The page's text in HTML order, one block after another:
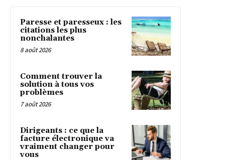
Paresse et paresseux : les
citations les plus
nonchalantes
8 août 2026
Comment trouver la
solution à tous vos
problèmes
7 août 2026
Dirigeants : ce que la
facture électronique va
vraiment changer pour
vous